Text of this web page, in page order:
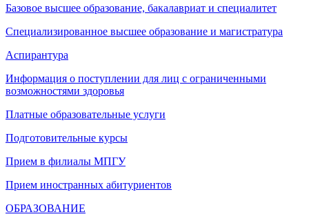
Базовое высшее образование, бакалавриат и специалитет
Специализированное высшее образование и магистратура
Аспирантура
Информация о поступлении для лиц с ограниченными
возможностями здоровья
Платные образовательные услуги
Подготовительные курсы
Прием в филиалы МПГУ
Прием иностранных абитуриентов
ОБРАЗОВАНИЕ